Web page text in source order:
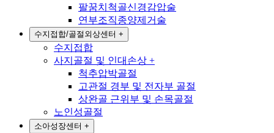
팔꿈치척골신경감압술
연부조직종양제거술
수지접합/골절외상센터 +
수지접합
사지골절 및 인대손상 +
척추압박골절
고관절 경부 및 전자부 골절
상완골 근위부 및 손목골절
노인성골절
소아성장센터 +